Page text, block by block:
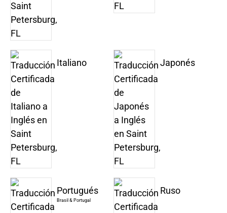
Italiano Japonés
Portugués
Brasil & Portugal
Ruso